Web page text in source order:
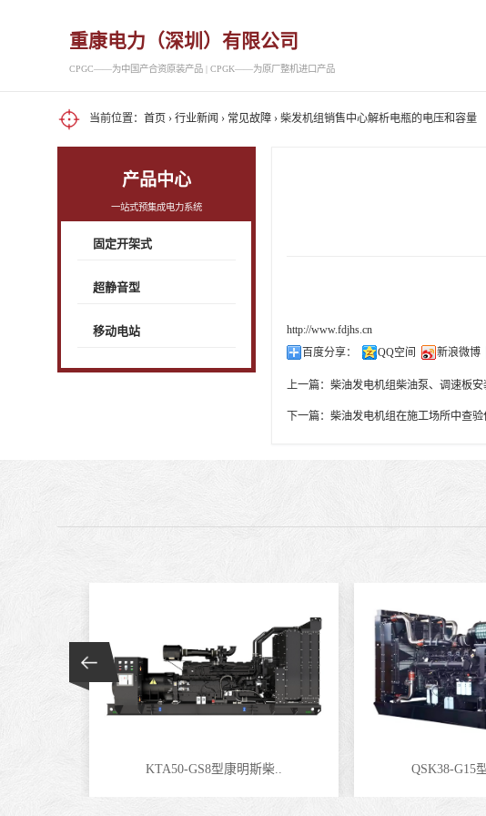
重康电力（深圳）有限公司
CPGC——为中国产合资原装产品 | CPGK——为原厂整机进口产品
当前位置： 首页 › 行业新闻 › 常见故障› 柴发机组销售中心解析电瓶的电压和容量
产品中心
一站式预集成电力系统
固定开架式
超静音型
移动电站
http://www.fdjhs.cn
百度分享：
QQ空间 新浪微博
上一篇：柴油发电机组柴油泵、调速板
下一篇：柴油发电机组在施工场所中查验
KTA50-GS8型康明斯柴.. QSK38-G15